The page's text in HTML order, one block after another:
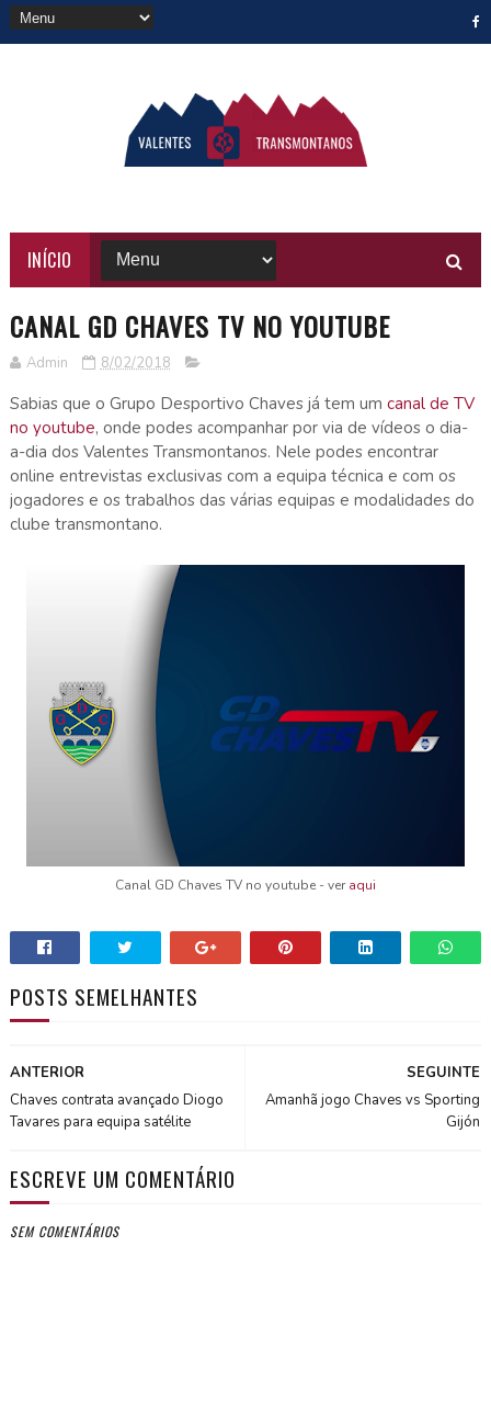
INÍCIO
CANAL GD CHAVES TV NO YOUTUBE
Admin 8/02/2018
Sabias que o Grupo Desportivo Chaves já tem um canal de TV
no youtube, onde podes acompanhar por via de vídeos o dia-
a-dia dos Valentes Transmontanos. Nele podes encontrar
online entrevistas exclusivas com a equipa técnica e com os
jogadores e os trabalhos das várias equipas e modalidades do
clube transmontano.
Canal GD Chaves TV no youtube - veraqui
POSTS SEMELHANTES
SEGUINTE
Amanhã jogo Chaves vs Sporting
Gijón
ANTERIOR
Chaves contrata avançado Diogo
Tavares para equipa satélite
ESCREVE UM COMENTÁRIO
SEM COMENTÁRIOS